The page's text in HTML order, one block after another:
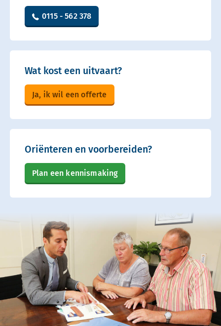
0115 - 562 378
Wat kost een uitvaart?
Ja, ik wil een offerte
Oriënteren en voorbereiden?
Plan een kennismaking